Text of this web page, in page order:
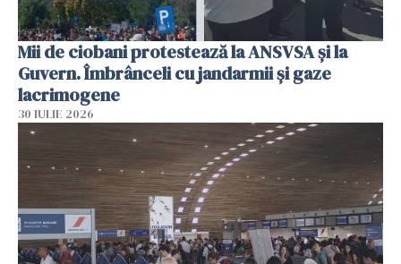
Mii de ciobani protestează la ANSVSA și la
Guvern. Îmbrânceli cu jandarmii și gaze
lacrimogene
30 IULIE 2026